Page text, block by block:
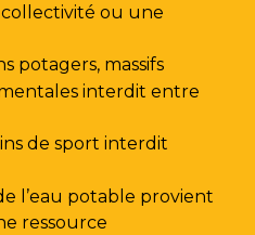
collectivité ou une
potagers, massifs
interdit entre
de sport interdit
l’eau potable provient
ressource